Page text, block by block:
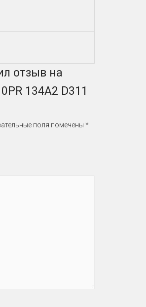
отзыв на
134A2 D311
поля помечены *